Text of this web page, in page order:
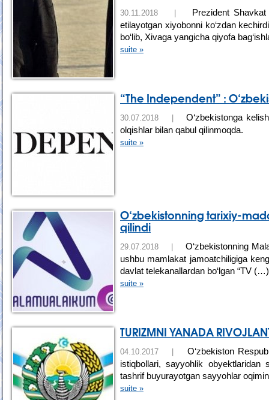
30.11.2018 |
Prezident Shavkat
etilayotgan xiyobonni ko‘zdan
bo‘lib, Xivaga yangicha qiyofa
suite »
“The Independent” :
30.07.2018 |
O‘zbekistonga
olqishlar bilan qabul qilinmoqda.
suite »
O‘zbekistonning tarixiy-
qilindi
29.07.2018 |
O‘zbekistonning
ushbu mamlakat jamoatchiligiga
davlat telekanallardan bo‘lgan “TV (…)
suite »
TURIZMNI YANADA
04.10.2017 |
O‘zbekiston
istiqbollari, sayyohlik obyektlaridan
tashrif buyurayotgan sayyohlar
suite »